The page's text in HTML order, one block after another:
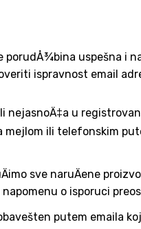
uspešna i
ispravnost email
u
ili telefonskim
sve naruÄene
o isporuci
putem